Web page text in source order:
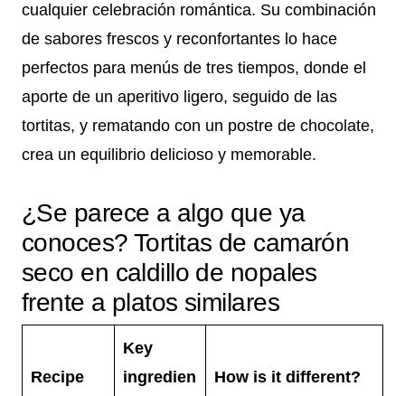
cualquier celebración romántica. Su combinación
de sabores frescos y reconfortantes lo hace
perfectos para menús de tres tiempos, donde el
aporte de un aperitivo ligero, seguido de las
tortitas, y rematando con un postre de chocolate,
crea un equilibrio delicioso y memorable.
¿Se parece a algo que ya
conoces? Tortitas de camarón
seco en caldillo de nopales
frente a platos similares
Recipe
Key
ingredien
How is it different?